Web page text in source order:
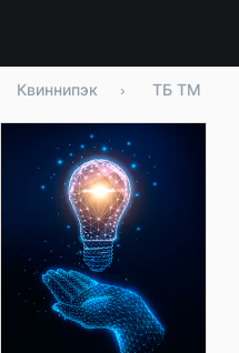
Квиннипэк › ТБ ТМ